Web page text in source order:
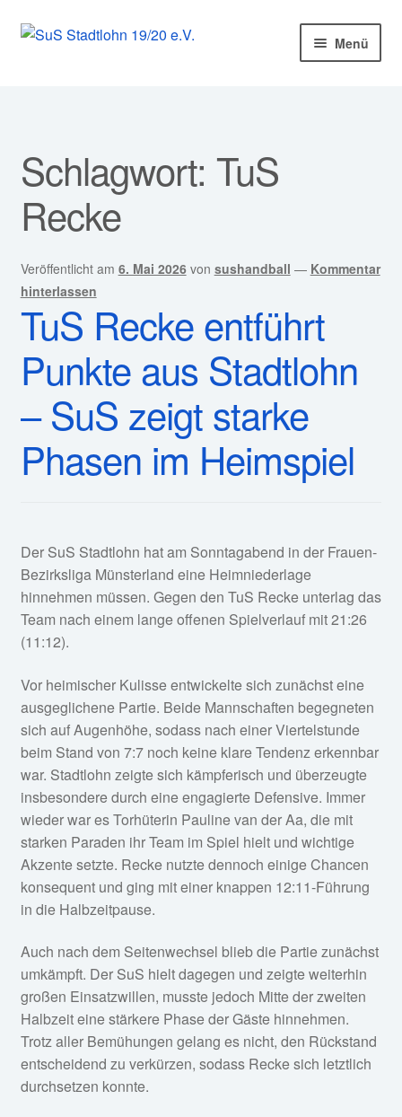
Zur
Zum
Menü
Unser Verein
Abteilungen
Kurse
Sponsoren
Service
öffnen
Fan-Shop
Schlagwort: TuS
Recke
Veröffentlicht am 6. Mai 2026 von sushandball — Kommentar
hinterlassen
TuS Recke entführt
Punkte aus Stadtlohn
– SuS zeigt starke
Phasen im Heimspiel
Der SuS Stadtlohn hat am Sonntagabend in der Frauen-
Bezirksliga Münsterland eine Heimniederlage
hinnehmen müssen. Gegen den TuS Recke unterlag das
Team nach einem lange offenen Spielverlauf mit 21:26
(11:12).
Vor heimischer Kulisse entwickelte sich zunächst eine
ausgeglichene Partie. Beide Mannschaften begegneten
sich auf Augenhöhe, sodass nach einer Viertelstunde
beim Stand von 7:7 noch keine klare Tendenz erkennbar
war. Stadtlohn zeigte sich kämpferisch und überzeugte
insbesondere durch eine engagierte Defensive. Immer
wieder war es Torhüterin Pauline van der Aa, die mit
starken Paraden ihr Team im Spiel hielt und wichtige
Akzente setzte. Recke nutzte dennoch einige Chancen
konsequent und ging mit einer knappen 12:11-Führung
in die Halbzeitpause.
Auch nach dem Seitenwechsel blieb die Partie zunächst
umkämpft. Der SuS hielt dagegen und zeigte weiterhin
großen Einsatzwillen, musste jedoch Mitte der zweiten
Halbzeit eine stärkere Phase der Gäste hinnehmen.
Trotz aller Bemühungen gelang es nicht, den Rückstand
entscheidend zu verkürzen, sodass Recke sich letztlich
durchsetzen konnte.